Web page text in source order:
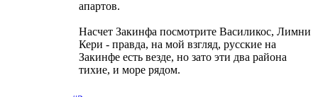
апартов.
Насчет Закинфа посмотрите Василикос, Лимни
Кери - правда, на мой взгляд, русские на
Закинфе есть везде, но зато эти два района
тихие, и море рядом.